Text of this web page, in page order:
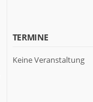
TERMINE
Keine Veranstaltung